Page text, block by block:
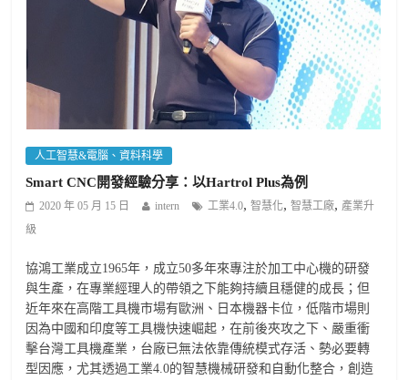
人工智慧&電腦、資料科學
Smart CNC開發經驗分享：以Hartrol Plus為例
2020 年 05 月 15 日 intern 工業4.0,智慧化,智慧工廠, 產業升
級
協鴻工業成立1965年，成立50多年來專注於加工中心機的研發
與生產，在專業經理人的帶領之下能夠持續且穩健的成長；但
近年來在高階工具機市場有歐洲、日本機器卡位，低階市場則
因為中國和印度等工具機快速崛起，在前後夾攻之下、嚴重衝
擊台灣工具機產業，台廠已無法依靠傳統模式存活、勢必要轉
型因應，尤其透過工業4.0的智慧機械研發和自動化整合，創造